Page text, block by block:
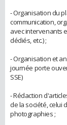
- Organisation du
communication,
avec intervenants
dédiés, etc.) ;
- Organisation et
journée porte
SSE)
- Rédaction
de la société, celui
photographies ;